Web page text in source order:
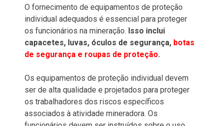
O fornecimento de equipamentos de proteção
individual adequados é essencial para proteger
os funcionários na mineração. Isso inclui
capacetes, luvas, óculos de segurança, botas
de segurança e roupas de proteção.
Os equipamentos de proteção individual devem
ser de alta qualidade e projetados para proteger
os trabalhadores dos riscos específicos
associados à atividade mineradora. Os